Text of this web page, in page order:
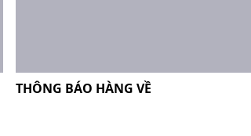
THÔNG BÁO HÀNG VỀ